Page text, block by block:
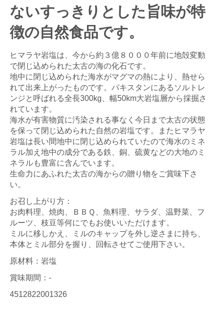
ないすっきりとした旨味が特
徴の自然食品です。
ヒマラヤ岩塩は、今から約３億８０００年前に地殻変動
で閉じ込められた太古の海の化石です。
地中に閉じ込められた海水がマグマの熱により、熱せら
れて出来上がったものです。パキスタンにあるソルトレ
ンジと呼ばれる全長300kg、幅50km大岩塩層から採掘さ
れています。
海水が有害物質に汚染される事なく今日まで太古の状態
を保って閉じ込められた自然の岩塩です。またヒマラヤ
岩塩は長い間地中に閉じ込められていたので海水のミネ
ラル加え地中の成分である鉄、銅、硫黄などの大地のミ
ネラルも豊富に含んでいます。
生命力にあふれた太古の海からの贈り物をご賞味下さ
い。
お召し上がり方：
お肉料理、焼肉、ＢＢＱ、魚料理、サラダ、温野菜、フ
ルーツ、枝豆等何にでもお使いいただけます。
ミルに移しかえ、ミルのキャップを外し逆さまに持ち、
本体とミル部分を握り、回転させてご使用下さい。
原材料：岩塩
賞味期間：-
4512822001326